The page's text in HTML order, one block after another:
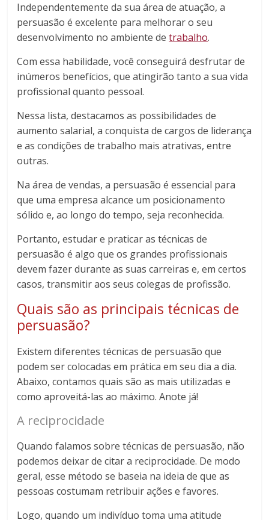
Independentemente da sua área de atuação, a
persuasão é excelente para melhorar o seu
desenvolvimento no ambiente detrabalho.
Com essa habilidade, você conseguirá desfrutar de
inúmeros benefícios, que atingirão tanto a sua vida
profissional quanto pessoal.
Nessa lista, destacamos as possibilidades de
aumento salarial, a conquista de cargos de liderança
e as condições de trabalho mais atrativas, entre
outras.
Na área de vendas, a persuasão é essencial para
que uma empresa alcance um posicionamento
sólido e, ao longo do tempo, seja reconhecida.
Portanto, estudar e praticar as técnicas de
persuasão é algo que os grandes profissionais
devem fazer durante as suas carreiras e, em certos
casos, transmitir aos seus colegas de profissão.
Quais são as principais técnicas de
persuasão?
Existem diferentes técnicas de persuasão que
podem ser colocadas em prática em seu dia a dia.
Abaixo, contamos quais são as mais utilizadas e
como aproveitá-las ao máximo. Anote já!
A reciprocidade
Quando falamos sobre técnicas de persuasão, não
podemos deixar de citar a reciprocidade. De modo
geral, esse método se baseia na ideia de que as
pessoas costumam retribuir ações e favores.
Logo, quando um indivíduo toma uma atitude